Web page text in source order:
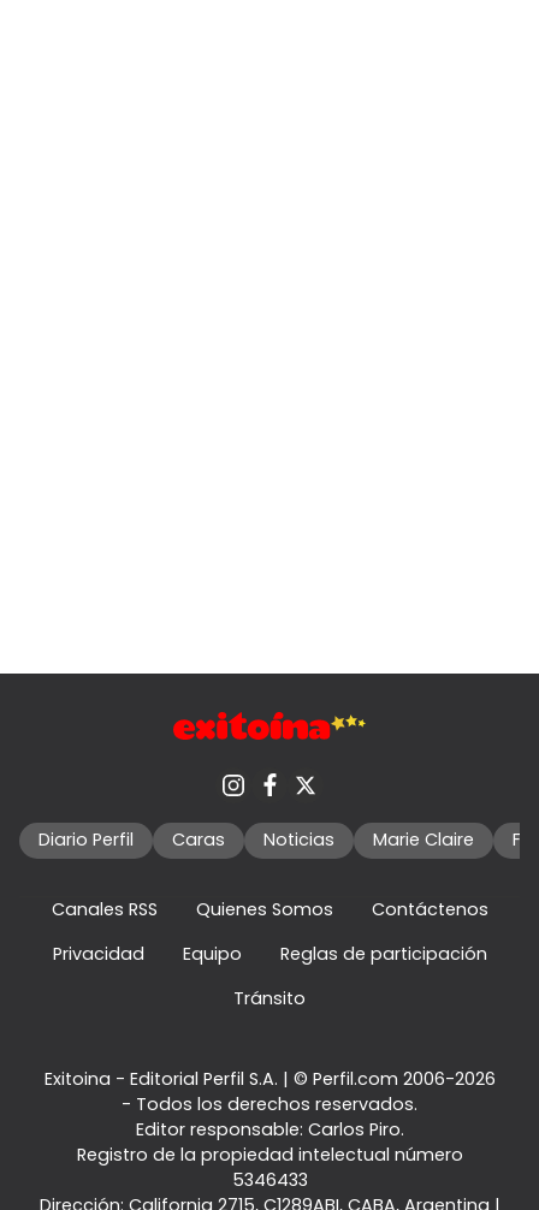
Diario Perfil Caras Noticias Marie Claire
Canales RSS Quienes Somos
Contáctenos
Privacidad
Equipo
Reglas de participación
Tránsito
Exitoina - Editorial Perfil S.A. | © Perfil.com 2006-2026
- Todos los derechos reservados.
Editor responsable: Carlos Piro.
Registro de la propiedad intelectual número
5346433
Dirección: California 2715, C1289ABI, CABA, Argentina |